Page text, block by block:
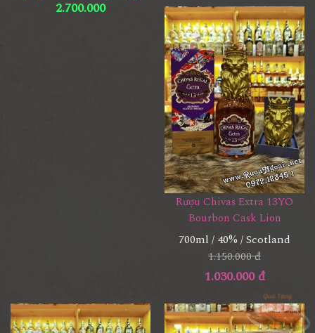
2.700.000
Rượu Chivas Extra 13YO
Bourbon Cask Lion
700ml / 40% / Scotland
1.150.000 đ
1.030.000 đ